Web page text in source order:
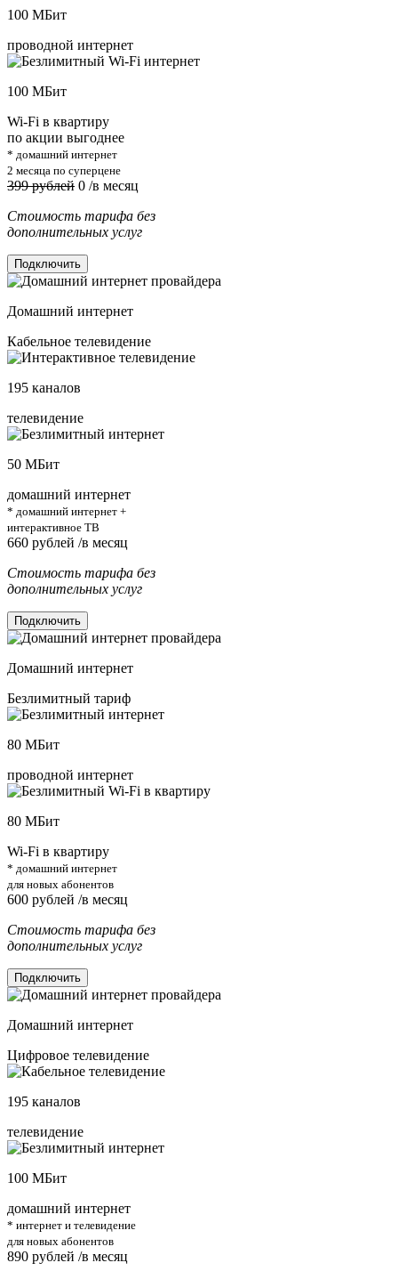
100 МБит
проводной интернет
100 МБит
Wi-Fi в квартиру
по акции выгоднее
* домашний интернет
2 месяца по суперцене
399 рублей 0 /в месяц
Стоимость тарифа без
дополнительных услуг
Подключить
Домашний интернет
Кабельное телевидение
195 каналов
телевидение
50 МБит
домашний интернет
* домашний интернет +
интерактивное ТВ
660 рублей /в месяц
Стоимость тарифа без
дополнительных услуг
Подключить
Домашний интернет
Безлимитный тариф
80 МБит
проводной интернет
80 МБит
Wi-Fi в квартиру
* домашний интернет
для новых абонентов
600 рублей /в месяц
Стоимость тарифа без
дополнительных услуг
Подключить
Домашний интернет
Цифровое телевидение
195 каналов
телевидение
100 МБит
домашний интернет
* интернет и телевидение
для новых абонентов
890 рублей /в месяц